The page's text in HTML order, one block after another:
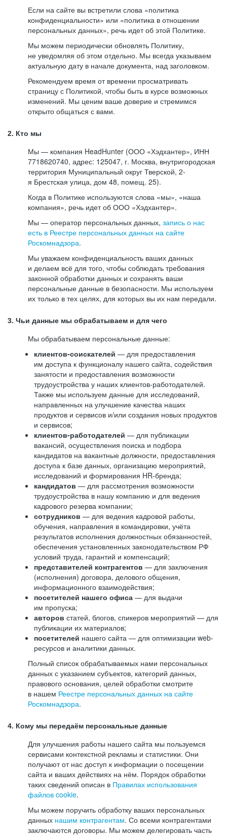
Если на сайте вы встретили слова «политика
конфиденциальности» или «политика в отношении
персональных данных», речь идет об этой Политике.
Мы можем периодически обновлять Политику,
не уведомляя об этом отдельно. Мы всегда указываем
актуальную дату в начале документа, над заголовком.
Рекомендуем время от времени просматривать
страницу с Политикой, чтобы быть в курсе возможных
изменений. Мы ценим ваше доверие и стремимся
открыто общаться с вами.
2. Кто мы
Мы — компания HeadHunter (ООО «Хэдхантер», ИНН
7718620740, адрес: 125047, г. Москва, внутригородская
территория Муниципальный округ Тверской, 2-
я Брестская улица, дом 48, помещ. 25).
Когда в Политике используются слова «мы», «наша
компания», речь идет об ООО «Хэдхантер».
Мы — оператор персональных данных, запись о нас
есть в Реестре персональных данных на сайте
Роскомнадзора.
Мы уважаем конфиденциальность ваших данных
и делаем всё для того, чтобы соблюдать требования
законной обработки данных и сохранять ваши
персональные данные в безопасности. Мы используем
их только в тех целях, для которых вы их нам передали.
3. Чьи данные мы обрабатываем и для чего
Мы обрабатываем персональные данные:
клиентов-соискателей — для предоставления
им доступа к функционалу нашего сайта, содействия
занятости и предоставления возможности
трудоустройства у наших клиентов-работодателей.
Также мы используем данные для исследований,
направленных на улучшение качества наших
продуктов и сервисов и/или создания новых продуктов
и сервисов;
клиентов-работодателей — для публикации
вакансий, осуществления поиска и подбора
кандидатов на вакантные должности, предоставления
доступа к базе данных, организацию мероприятий,
исследований и формирования HR-бренда;
кандидатов — для рассмотрения возможности
трудоустройства в нашу компанию и для ведения
кадрового резерва компании;
сотрудников — для ведения кадровой работы,
обучения, направления в командировки, учёта
результатов исполнения должностных обязанностей,
обеспечения установленных законодательством РФ
условий труда, гарантий и компенсаций;
представителей контрагентов — для заключения
(исполнения) договора, делового общения,
информационного взаимодействия;
посетителей нашего офиса — для выдачи
им пропуска;
авторов статей, блогов, спикеров мероприятий — для
публикации их материалов;
посетителей нашего сайта — для оптимизации web-
ресурсов и аналитики данных.
Полный список обрабатываемых нами персональных
данных с указанием субъектов, категорий данных,
правового основания, целей обработки смотрите
в нашем Реестре персональных данных на сайте
Роскомнадзора.
4. Кому мы передаём персональные данные
Для улучшения работы нашего сайта мы пользуемся
сервисами контекстной рекламы и статистики. Они
получают от нас доступ к информации о посещении
сайта и ваших действиях на нём. Порядок обработки
таких сведений описан в Правилах использования
файлов cookie.
Мы можем поручить обработку ваших персональных
данных нашим контрагентам. Со всеми контрагентами
заключаются договоры. Мы можем делегировать часть